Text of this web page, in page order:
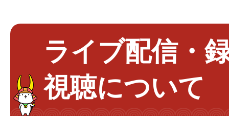
ライブ配信・
視聴について